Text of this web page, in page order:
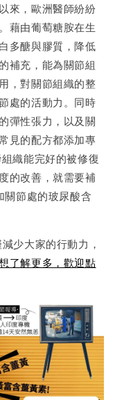
來，歐洲醫師紛紛
藉由葡萄糖胺在生
多醣與膠質，降低
補充，能為關節組
，對關節組織的整
處的活動力。同時
彈性張力，以及關
見的配方都添加專
織能完好的被修復
的改善，就需要補
關節處的玻尿酸含
少大家的行動力，
了解更多，歡迎點